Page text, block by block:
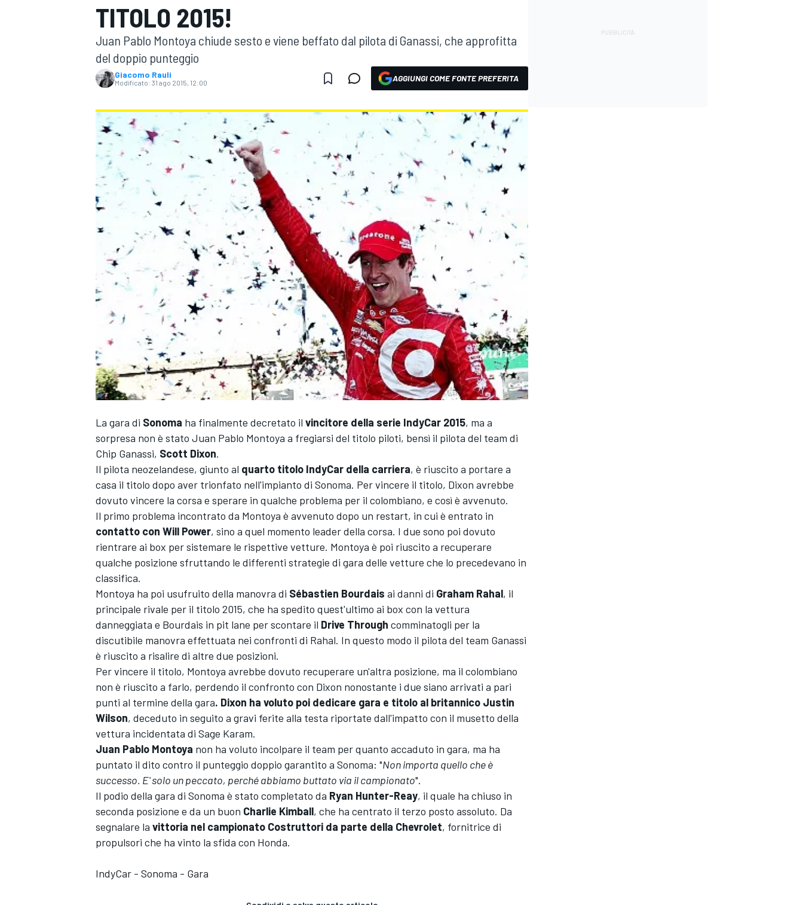
MOTOGP
WRC
MONOPOSTO
TITOLO 2015!
Juan Pablo Montoya chiude sesto e viene beffato dal pilota di Ganassi, che approfitta
del doppio punteggio
Giacomo Rauli
Modificato: 31 ago 2015, 12:00 AGGIUNGI COME FONTE PREFERITA
La gara di Sonoma ha finalmente decretato il vincitore della serie IndyCar 2015, ma a
sorpresa non è stato Juan Pablo Montoya a fregiarsi del titolo piloti, bensì il pilota del team di
Chip Ganassi, Scott Dixon.
Il pilota neozelandese, giunto al quarto titolo IndyCar della carriera, è riuscito a portare a
casa il titolo dopo aver trionfato nell'impianto di Sonoma. Per vincere il titolo, Dixon avrebbe
dovuto vincere la corsa e sperare in qualche problema per il colombiano, e così è avvenuto.
Il primo problema incontrato da Montoya è avvenuto dopo un restart, in cui è entrato in
contatto con Will Power, sino a quel momento leader della corsa. I due sono poi dovuto
rientrare ai box per sistemare le rispettive vetture. Montoya è poi riuscito a recuperare
qualche posizione sfruttando le differenti strategie di gara delle vetture che lo precedevano in
classifica.
Montoya ha poi usufruito della manovra di Sébastien Bourdais ai danni di Graham Rahal, il
principale rivale per il titolo 2015, che ha spedito quest'ultimo ai box con la vettura
danneggiata e Bourdais in pit lane per scontare il Drive Through comminatogli per la
discutibile manovra effettuata nei confronti di Rahal. In questo modo il pilota del team Ganassi
è riuscito a risalire di altre due posizioni.
Per vincere il titolo, Montoya avrebbe dovuto recuperare un'altra posizione, ma il colombiano
non è riuscito a farlo, perdendo il confronto con Dixon nonostante i due siano arrivati a pari
punti al termine della gara. Dixon ha voluto poi dedicare gara e titolo al britannico Justin
Wilson, deceduto in seguito a gravi ferite alla testa riportate dall'impatto con il musetto della
vettura incidentata di Sage Karam.
Juan Pablo Montoya non ha voluto incolpare il team per quanto accaduto in gara, ma ha
puntato il dito contro il punteggio doppio garantito a Sonoma: "Non importa quello che è
successo. E' solo un peccato, perché abbiamo buttato via il campionato".
Il podio della gara di Sonoma è stato completato da Ryan Hunter-Reay, il quale ha chiuso in
seconda posizione e da un buon Charlie Kimball, che ha centrato il terzo posto assoluto. Da
segnalare la vittoria nel campionato Costruttori da parte della Chevrolet, fornitrice di
propulsori che ha vinto la sfida con Honda.
IndyCar - Sonoma - Gara